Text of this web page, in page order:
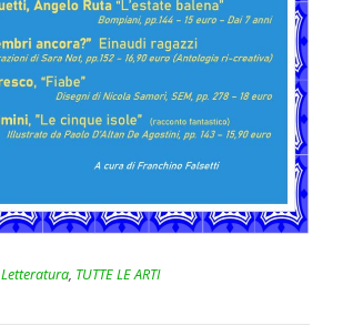
Letteratura, TUTTE LE ARTI